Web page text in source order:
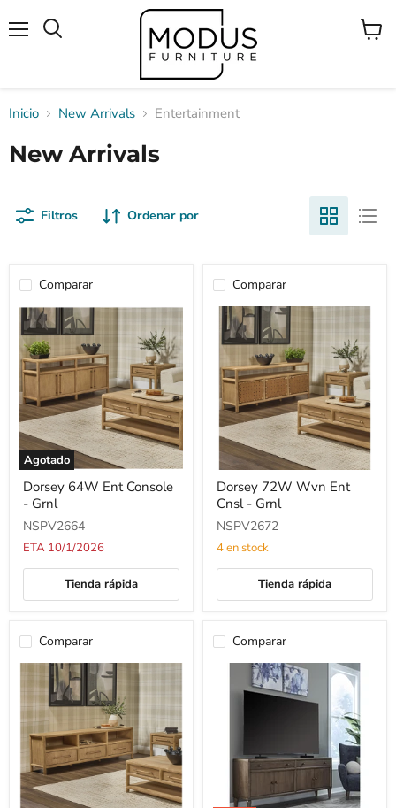
Ver
Inicio New Arrivals Entertainment
New Arrivals
Filtros Ordenar por
Comparar
Agotado
Dorsey
64W
Ent
Console
Grnl
Dorsey 64W Ent Console
- Grnl
NSPV2664
ETA 10/1/2026
Tienda rápida
Comparar
Dorsey
72W
Wvn
Ent
Cnsl
-
Dorsey 72W Wvn Ent
Cnsl - Grnl
NSPV2672
4 en stock
Tienda rápida
Comparar Comparar